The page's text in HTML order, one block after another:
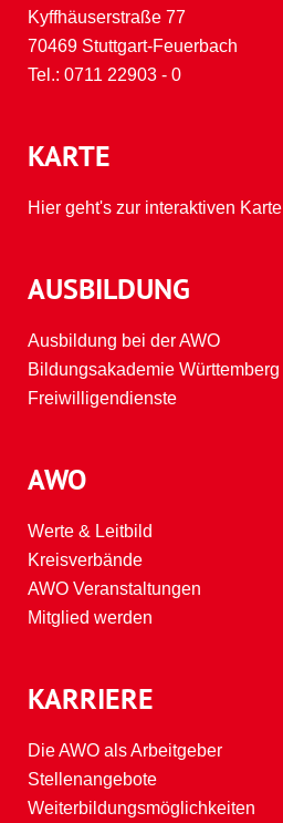
AUSBILDUNG
Ausbildung bei der AWO
Bildungsakademie Württemberg
Freiwilligendienste
AWO
Werte & Leitbild
Kreisverbände
AWO Veranstaltungen
Mitglied werden
Kyffhäuserstraße 77
70469 Stuttgart-Feuerbach
Tel.: 0711 22903 - 0
KARRIERE
Die AWO als Arbeitgeber
Stellenangebote
Weiterbildungsmöglichkeiten
KARTE
Hier geht's zur interaktiven Karte